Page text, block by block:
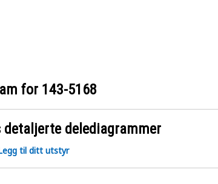
for 143-5168
detaljerte delediagrammer
til ditt utstyr